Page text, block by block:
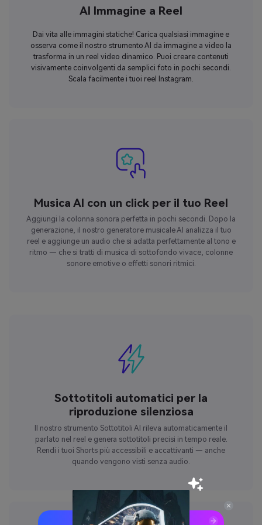
AI Immagine a Reel
Dai vita alle immagini statiche! Carica qualsiasi immagine e
osserva come il nostro strumento AI da immagine a video la
trasforma in un reel video dinamico. Puoi creare contenuti
visivamente coinvolgenti da semplici foto in pochi secondi.
Scala facilmente i tuoi reel Instagram.
Musica AI con un click per il tuo Reel
Aggiungi la colonna sonora perfetta in pochi secondi. Dopo la
generazione, il nostro generatore musicale AI analizza il tuo
reel e aggiunge un audio che si adatta perfettamente al tono e
ritmo — che si tratti di musica di sottofondo vivace, colonne
sonore emotive o effetti sonori ritmici.
Sottotitoli automatici per la
riproduzione silenziosa
Il nostro strumento Sottotitoli AI rileva automaticamente il
parlato nel reel e genera sottotitoli precisi in tempo reale.
Rendi i tuoi Shorts più accessibili e accattivanti — anche
quando vengono visti senza audio.